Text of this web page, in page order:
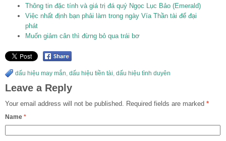
Thông tin đặc tính và giá trị đá quý Ngọc Lục Bảo (Emerald)
Việc nhất định bạn phải làm trong ngày Vía Thần tài để đại
phát
Muốn giảm cân thì đừng bỏ qua trái bơ
dấu hiệu may mắn, dấu hiệu tiền tài, dấu hiệu tình duyên
Leave a Reply
Your email address will not be published. Required fields are marked *
Name *